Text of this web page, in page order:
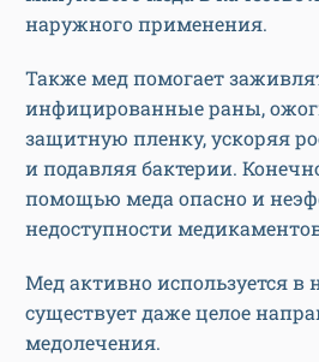
наружного применения.
Также мед помогает
инфицированные раны,
защитную пленку, ускоряя
и подавляя бактерии.
помощью меда опасно и
недоступности
Мед активно используется в
существует даже целое
медолечения.